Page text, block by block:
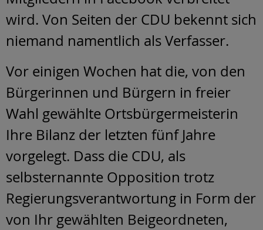
wird. Von Seiten der CDU bekennt sich
niemand namentlich als Verfasser.
Vor einigen Wochen hat die, von den
Bürgerinnen und Bürgern in freier
Wahl gewählte Ortsbürgermeisterin
Ihre Bilanz der letzten fünf Jahre
vorgelegt. Dass die CDU, als
selbsternannte Opposition trotz
Regierungsverantwortung in Form der
von Ihr gewählten Beigeordneten,